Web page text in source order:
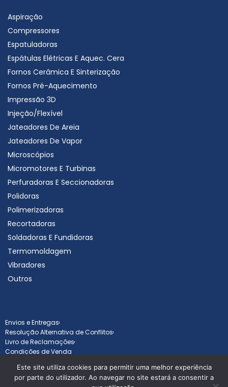
Aspiração
Compressores
Espatuladoras
Espátulas Elétricas E Aquec. Cera
Fornos Cerâmica E Sinterização
Fornos Pré-Aquecimento
Impressão 3D
Injeção/Flexível
Jateadores De Areia
Jateadores De Vapor
Microscópios
Micromotores E Turbinas
Perfuradoras E Seccionadoras
Polidoras
Polimerizadoras
Recortadoras
Soldadoras E Fundidoras
Termomoldagem
Vibradores
Outros
Envios e Entregas
Resolução Alternativa de Conflitos
Livro de Reclamações
Condições de Venda
Este site utiliza cookies para permitir uma melhor experiência
por parte do utilizador. Ao navegar no site estará a consentir a